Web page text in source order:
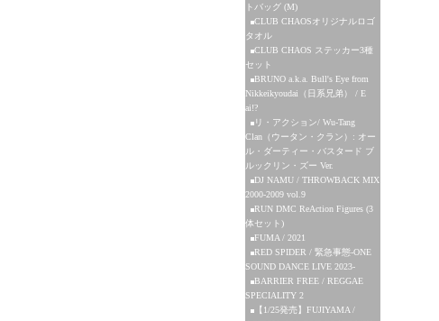
トバッグ (M)
CLUB CHAOSオリジナルロゴ
タオル
CLUB CHAOS ステッカー3種
セット
BRUNO a.k.a. Bull's Eye from
Nikkeikyoudai（日系兄弟） / E
ai!?
リ・アクション/ Wu-Tang
Clan（ウータン・クラン）: オー
ル・ダーティー・バスタード ブ
ルックリン・ズー Ver.
DJ NAMU / THROWBACK MIX
2000-2009 vol.9
RUN DMC ReAction Figures (3
体セット)
FUMA / 2021
RED SPIDER / 緊急事態-ONE
SOUND DANCE LIVE 2023-
BARRIER FREE / REGGAE
SPECIALITY 2
【1/25発売】FUJIYAMA /